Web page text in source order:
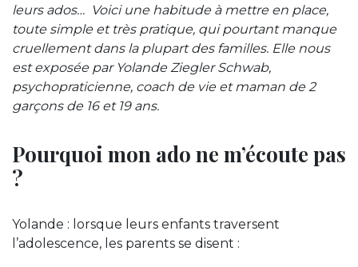
leurs ados… Voici une habitude à mettre en place,
toute simple et très pratique, qui pourtant manque
cruellement dans la plupart des familles. Elle nous
est exposée par Yolande Ziegler Schwab,
psychopraticienne, coach de vie et maman de 2
garçons de 16 et 19 ans.
Pourquoi mon ado ne m’écoute pas
?
Yolande : lorsque leurs enfants traversent
l’adolescence, les parents se disent :